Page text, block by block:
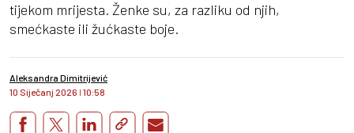
tijekom mrijesta. Ženke su, za razliku od njih,
smećkaste ili žućkaste boje.
Aleksandra Dimitrijević
10 Siječanj 2026 I 10:58